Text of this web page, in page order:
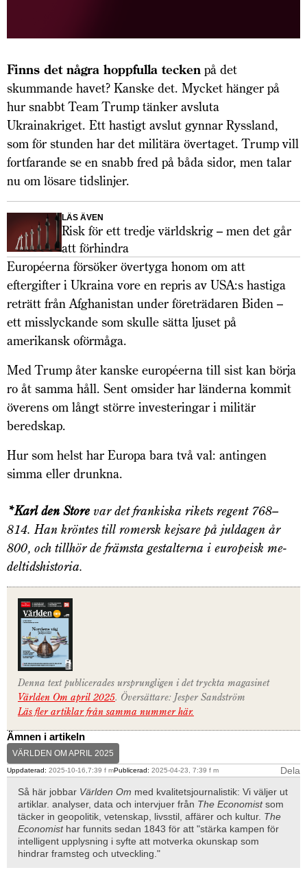
Finns det några hoppfulla tecken på det
skummande havet? Kanske det. Mycket hänger på
hur snabbt Team Trump tänker avsluta
Ukrainakriget. Ett hastigt avslut gynnar Ryssland,
som för stunden har det militära övertaget. Trump vill
fortfarande se en snabb fred på båda sidor, men talar
nu om lösare tidslinjer.
LÄS ÄVEN
Risk för ett tredje världskrig – men det går
att förhindra
Européerna försöker övertyga honom om att
eftergifter i Ukraina vore en repris av USA:s hastiga
reträtt från Afghanistan under företrädaren Biden –
ett misslyckande som skulle sätta ljuset på
amerikansk oförmåga.
Med Trump åter kanske européerna till sist kan börja
ro åt samma håll. Sent omsider har länderna kommit
överens om långt större investeringar i militär
beredskap.
Hur som helst har Europa bara två val: antingen
simma eller drunkna.
*Karl den Store var det frankiska rikets regent 768–
814. Han kröntes till romersk kejsare på juldagen år
800, och tillhör de främsta gestalterna i europeisk me­
deltidshistoria.
Denna text publicerades ursprungligen i det tryckta magasinet
Världen Om april 2025. Översättare: Jesper Sandström
Läs fler artiklar från samma nummer här.
Ämnen i artikeln
VÄRLDEN OM APRIL 2025
Uppdaterad: 2025-10-16,7:39 f mPublicerad: 2025-04-23, 7:39 f m
Dela
Så här jobbar Världen Om med kvalitetsjournalistik: Vi väljer ut
artiklar. analyser, data och intervjuer från The Economistsom
täcker in geopolitik, vetenskap, livsstil, affärer och kultur. The
Economisthar funnits sedan 1843 för att "stärka kampen för
intelligent upplysning i syfte att motverka okunskap som
hindrar framsteg och utveckling."